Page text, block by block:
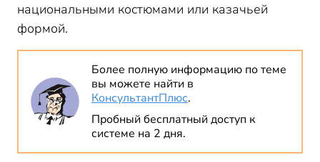
национальными костюмами или казачьей
формой.
Более полную информацию по теме
вы можете найти в
КонсультантПлюс.
Пробный бесплатный доступ к
системе на 2 дня.